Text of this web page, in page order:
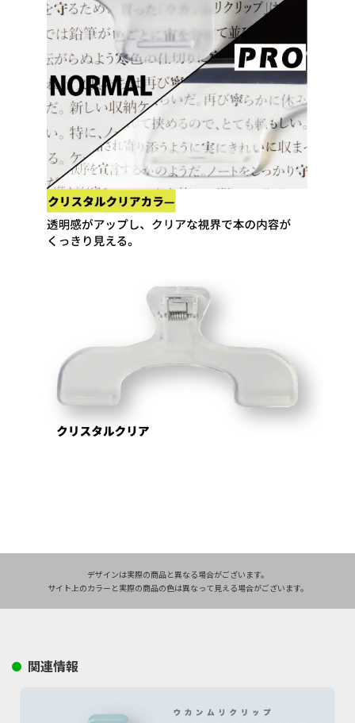
デザインは実際の商品と異なる場合がございます。
サイト上のカラーと実際の商品の色は異なって見える場合がございます。
関連情報